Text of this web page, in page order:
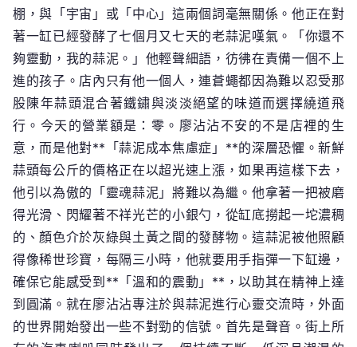
棚，與「宇宙」或「中心」這兩個詞毫無關係。他正在對
著一缸已經發酵了七個月又七天的老蒜泥嘆氣。「你還不
夠靈動，我的蒜泥。」他輕聲細語，彷彿在責備一個不上
進的孩子。店內只有他一個人，連蒼蠅都因為難以忍受那
股陳年蒜頭混合著鐵鏽與淡淡絕望的味道而選擇繞道飛
行。今天的營業額是：零。廖沾沾不安的不是店裡的生
意，而是他對**「蒜泥成本焦慮症」**的深層恐懼。新鮮
蒜頭每公斤的價格正在以超光速上漲，如果再這樣下去，
他引以為傲的「靈魂蒜泥」將難以為繼。他拿著一把被磨
得光滑、閃耀著不祥光芒的小銀勺，從缸底撈起一坨濃稠
的、顏色介於灰綠與土黃之間的發酵物。這蒜泥被他照顧
得像稀世珍寶，每隔三小時，他就要用手指彈一下缸邊，
確保它能感受到**「溫和的震動」**，以助其在精神上達
到圓滿。就在廖沾沾專注於與蒜泥進行心靈交流時，外面
的世界開始發出一些不對勁的信號。首先是聲音。街上所